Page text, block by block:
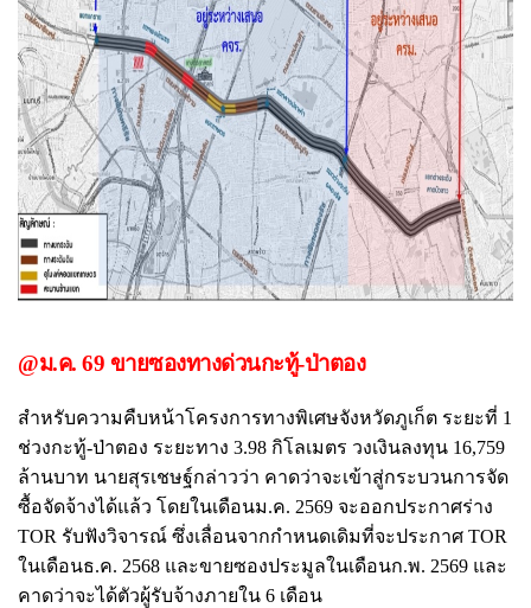
@ม.ค. 69 ขายซองทางด่วนกะทู้-ป่าตอง
สำหรับความคืบหน้าโครงการทางพิเศษจังหวัดภูเก็ต ระยะที่ 1
ช่วงกะทู้-ป่าตอง ระยะทาง 3.98 กิโลเมตร วงเงินลงทุน 16,759
ล้านบาท นายสุรเชษฐ์กล่าวว่า คาดว่าจะเข้าสู่กระบวนการจัด
ซื้อจัดจ้างได้แล้ว โดยในเดือนม.ค. 2569 จะออกประกาศร่าง
TOR รับฟังวิจารณ์ ซึ่งเลื่อนจากกำหนดเดิมที่จะประกาศ TOR
ในเดือนธ.ค. 2568 และขายซองประมูลในเดือนก.พ. 2569 และ
คาดว่าจะได้ตัวผู้รับจ้างภายใน 6 เดือน